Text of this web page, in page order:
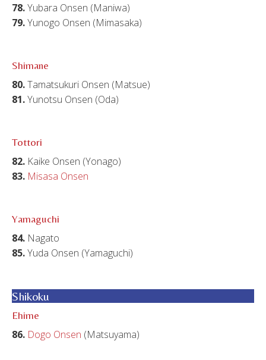
78.Yubara Onsen (Maniwa)
79.Yunogo Onsen (Mimasaka)
Shimane
80.Tamatsukuri Onsen (Matsue)
81.Yunotsu Onsen (Oda)
Tottori
82. Kaike Onsen (Yonago)
83. Misasa Onsen
Yamaguchi
84. Nagato
85.Yuda Onsen (Yamaguchi)
Shikoku
Ehime
86. Dogo Onsen (Matsuyama)